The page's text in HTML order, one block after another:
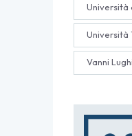
Università
Università
Vanni Lughi